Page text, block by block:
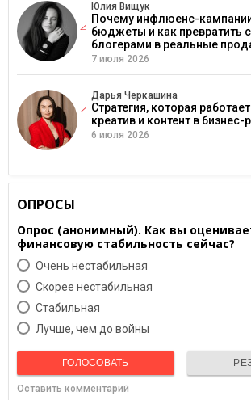
Юлия Вищук
Почему инфлюенс-
бюджеты и как превратить
блогерами в реальные
7 июля 2026
Дарья Черкашина
Стратегия, которая
креатив и контент в бизнес-
6 июля 2026
ОПРОСЫ
Опрос (анонимный). Как вы
финансовую стабильность сейчас?
Очень нестабильная
Скорее нестабильная
Cтабильная
Лучше, чем до войны
ГОЛОСОВАТЬ
Оставить комментарий